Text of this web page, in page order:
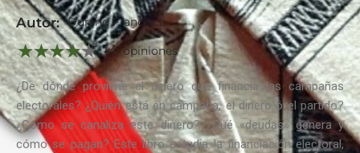
Autor: Durand Francisco
(4) opiniones
¿De dónde proviene el dinero que financia las campañas
electorales? ¿Quién está en campaña, el dinero o el partido?
¿Cómo se canaliza este dinero? ¿Qué «deudas» genera y
cómo se pagan? Este libro estudia la financiación electoral,